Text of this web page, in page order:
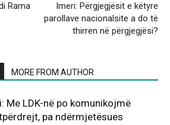
Rama
Imeri: Përgjegjësit e këtyre
parollave nacionalsite a do të
thirren në përgjegjësi?
MORE FROM AUTHOR
Me LDK-në po komunikojmë
pa ndërmjetësues